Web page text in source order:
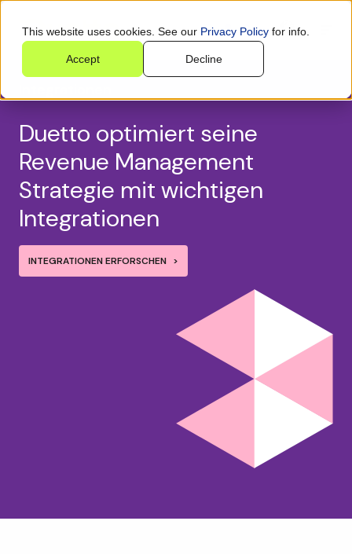
This website uses cookies. See our Privacy Policy for info.
Accept Decline
Duetto optimiert seine
Revenue Management
Strategie mit wichtigen
Integrationen
INTEGRATIONEN ERFORSCHEN